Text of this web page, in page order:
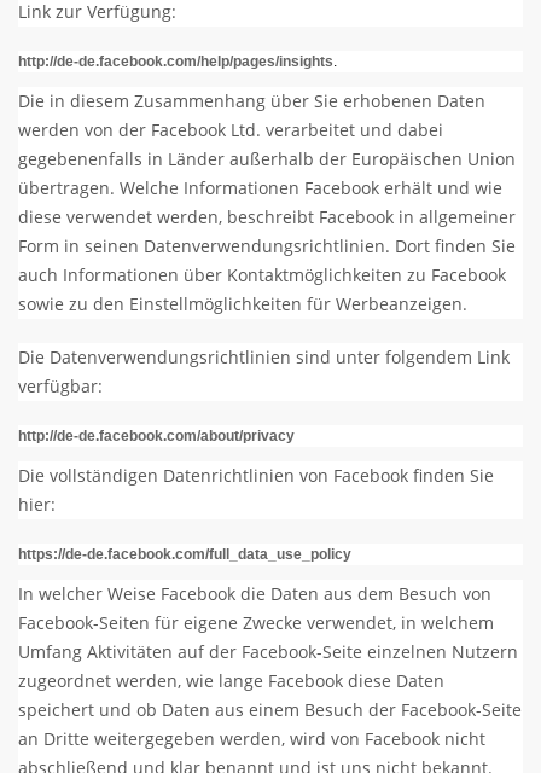
Link zur Verfügung:
http://de-de.facebook.com/help/pages/insights.
Die in diesem Zusammenhang über Sie erhobenen Daten
werden von der Facebook Ltd. verarbeitet und dabei
gegebenenfalls in Länder außerhalb der Europäischen Union
übertragen. Welche Informationen Facebook erhält und wie
diese verwendet werden, beschreibt Facebook in allgemeiner
Form in seinen Datenverwendungsrichtlinien. Dort finden Sie
auch Informationen über Kontaktmöglichkeiten zu Facebook
sowie zu den Einstellmöglichkeiten für Werbeanzeigen.
Die Datenverwendungsrichtlinien sind unter folgendem Link
verfügbar:
http://de-de.facebook.com/about/privacy
Die vollständigen Datenrichtlinien von Facebook finden Sie
hier:
https://de-de.facebook.com/full_data_use_policy
In welcher Weise Facebook die Daten aus dem Besuch von
Facebook-Seiten für eigene Zwecke verwendet, in welchem
Umfang Aktivitäten auf der Facebook-Seite einzelnen Nutzern
zugeordnet werden, wie lange Facebook diese Daten
speichert und ob Daten aus einem Besuch der Facebook-Seite
an Dritte weitergegeben werden, wird von Facebook nicht
abschließend und klar benannt und ist uns nicht bekannt.